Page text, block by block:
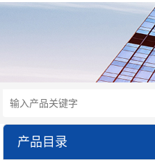
产品目录